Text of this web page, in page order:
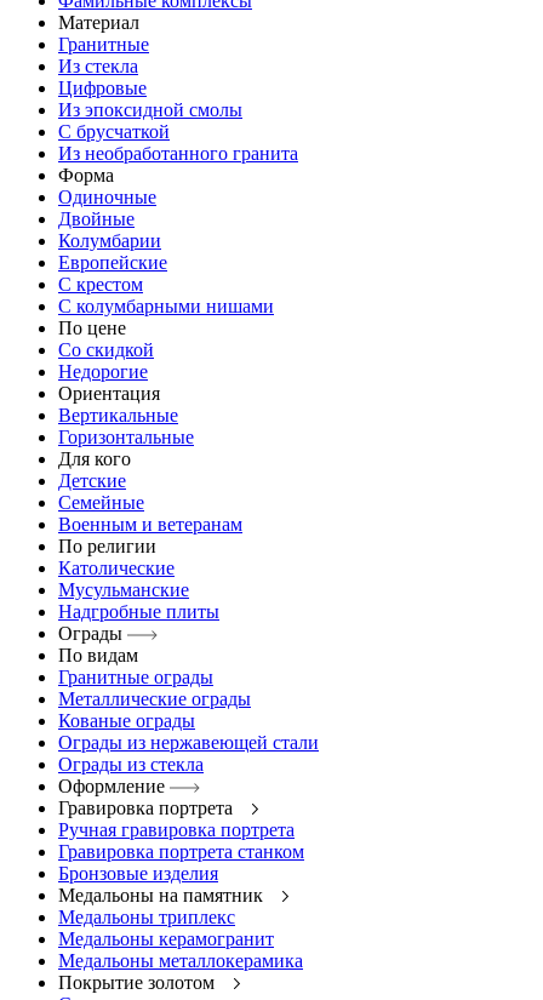
Материал
Гранитные
Из стекла
Цифровые
Из эпоксидной смолы
С брусчаткой
Из необработанного гранита
Форма
Одиночные
Двойные
Колумбарии
Европейские
С крестом
С колумбарными нишами
По цене
Со скидкой
Недорогие
Ориентация
Вертикальные
Горизонтальные
Для кого
Детские
Семейные
Военным и ветеранам
По религии
Католические
Мусульманские
Надгробные плиты
Ограды
По видам
Гранитные ограды
Металлические ограды
Кованые ограды
Ограды из нержавеющей стали
Ограды из стекла
Оформление
Гравировка портрета
Ручная гравировка портрета
Гравировка портрета станком
Бронзовые изделия
Медальоны на памятник
Медальоны триплекс
Медальоны керамогранит
Медальоны металлокерамика
Покрытие золотом